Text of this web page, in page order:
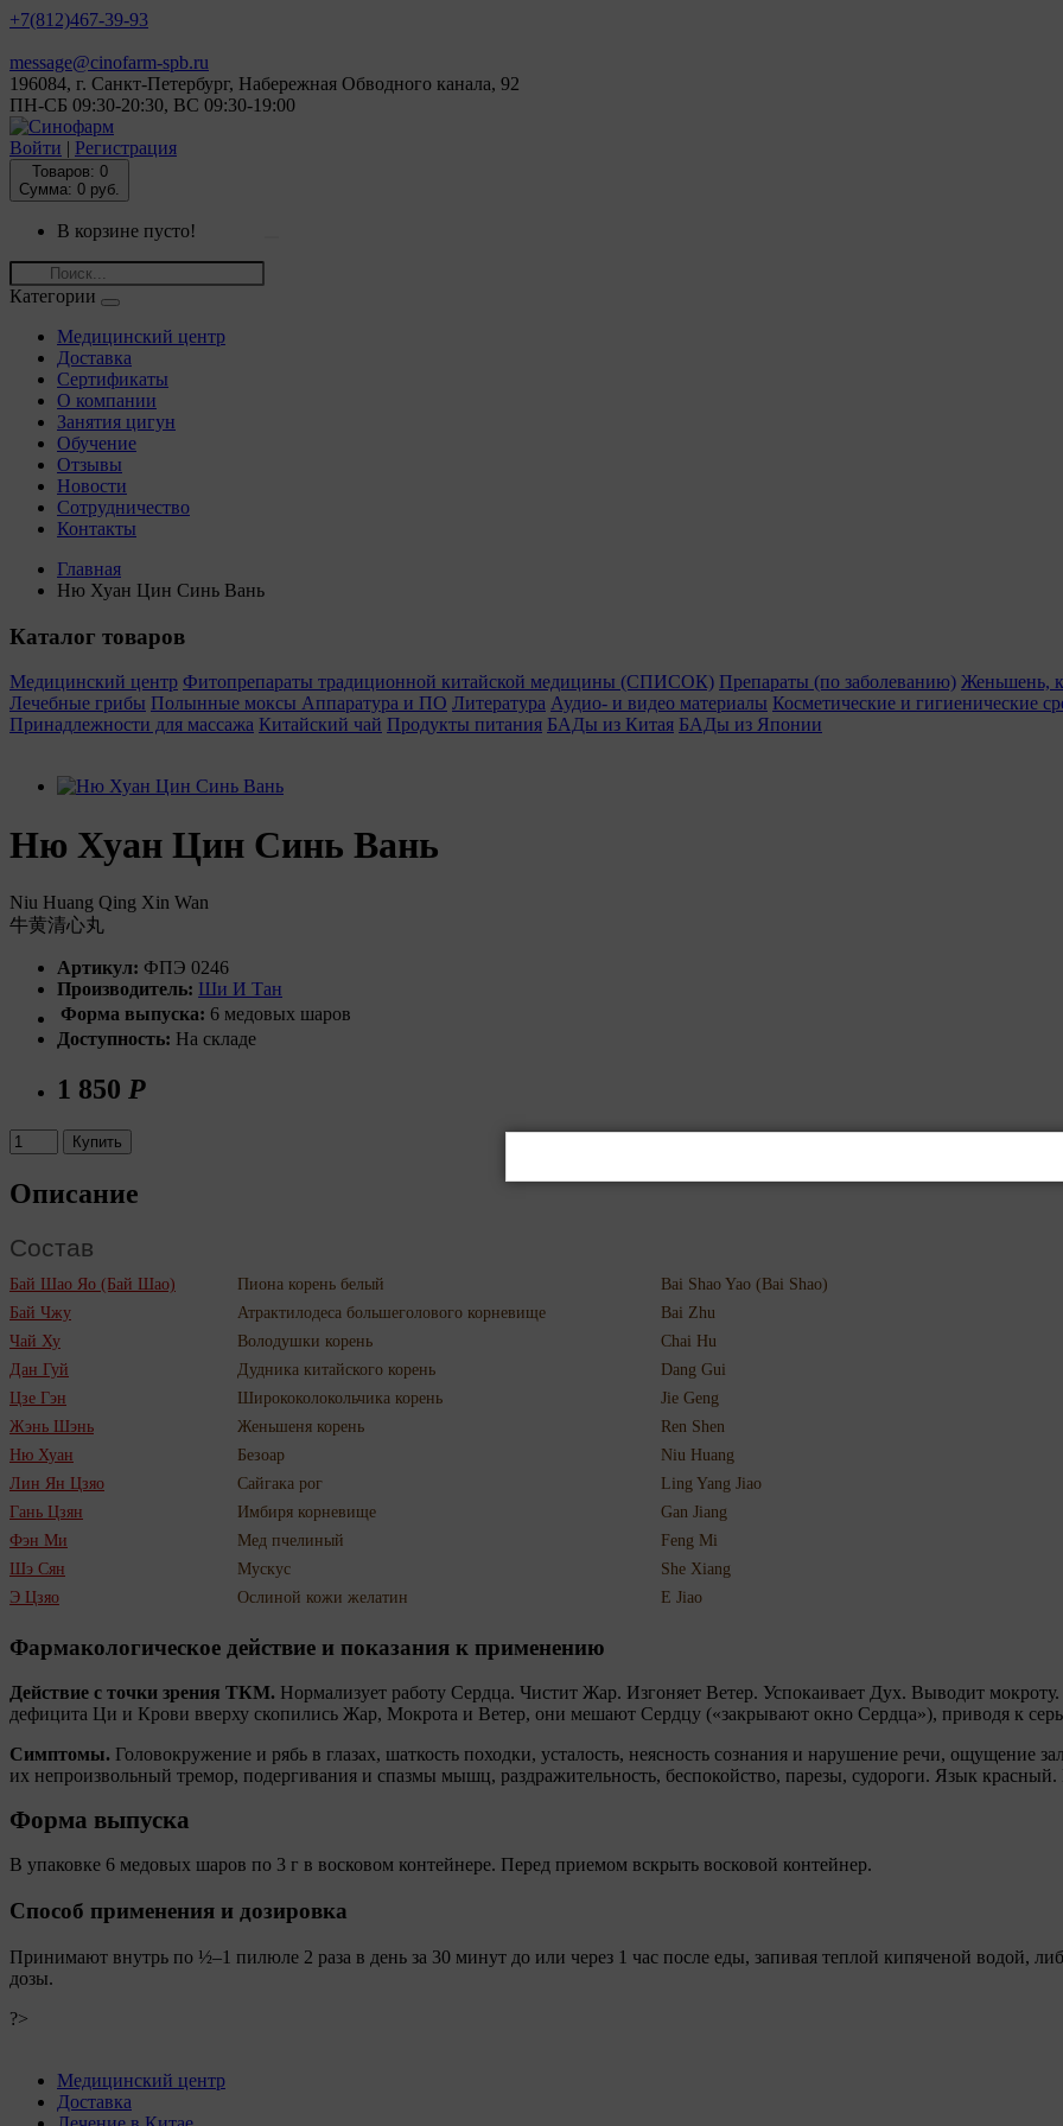
+7(812)467-39-93
message@cinofarm-spb.ru
196084, г. Санкт-Петербург, Набережная Обводного канала, 92
ПН-СБ 09:30-20:30, ВС 09:30-19:00
Войти | Регистрация
Товаров: 0
Сумма: 0 руб.
В корзине пусто!
Категории
Медицинский центр
Доставка
Сертификаты
О компании
Занятия цигун
Обучение
Отзывы
Новости
Сотрудничество
Контакты
Главная
Ню Хуан Цин Синь Вань
Каталог товаров
Медицинский центр Фитопрепараты традиционной китайской медицины (СПИСОК) Препараты (по заболеванию) Женьшень,
Лечебные грибы Полынные моксы Аппаратура и ПО Литература Аудио- и видео материалы Косметические и гигиенические
Принадлежности для массажа Китайский чай Продукты питания БАДы из Китая БАДы из Японии
Ню Хуан Цин Синь Вань
Niu Huang Qing Xin Wan
牛黄清心丸
Артикул: ФПЭ 0246
Производитель: Ши И Тан
Форма выпуска: 6 медовых шаров
Доступность: На складе
1 850 Р
Купить
Описание
Состав
Бай Шао Яо (Бай Шао) Пиона корень белый
Bai Shao Yao (Bai Shao)
Бай Чжу
Атрактилодеса большеголового корневище
Bai Zhu
Чай Ху
Володушки корень
Chai Hu
Дан Гуй
Дудника китайского корень
Dang Gui
Цзе Гэн
Ширококолокольчика корень
Jie Geng
Жэнь Шэнь
Женьшеня корень
Ren Shen
Ню Хуан
Безоар
Niu Huang
Лин Ян Цзяо
Сайгака рог
Ling Yang Jiao
Гань Цзян
Имбиря корневище
Gan Jiang
Фэн Ми
Мед пчелиный
Feng Mi
Шэ Сян
Мускус
She Xiang
Э Цзяо
Ослиной кожи желатин E Jiao
Фармакологическое действие и показания к применению
Действие с точки зрения ТКМ. Нормализует работу Сердца. Чистит Жар. Изгоняет Ветер. Успокаивает Дух. Выводит
дефицита Ци и Крови вверху скопились Жар, Мокрота и Ветер, они мешают Сердцу («закрывают окно Сердца»), приводя к
Симптомы. Головокружение и рябь в глазах, шаткость походки, усталость, неясность сознания и нарушение речи, ощущение
их непроизвольный тремор, подергивания и спазмы мышц, раздражительность, беспокойство, парезы, судороги. Язык красный.
Форма выпуска
В упаковке 6 медовых шаров по 3 г в восковом контейнере. Перед приемом вскрыть восковой контейнер.
Способ применения и дозировка
Принимают внутрь по ½–1 пилюле 2 раза в день за 30 минут до или через 1 час после еды, запивая теплой кипяченой водой,
дозы.
?>
Медицинский центр
Доставка